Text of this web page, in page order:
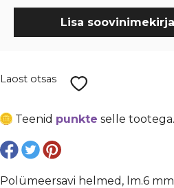
Lisa
Laost otsas
Teenid punkte selle tootega.
Polümeersavi helmed, lm.6